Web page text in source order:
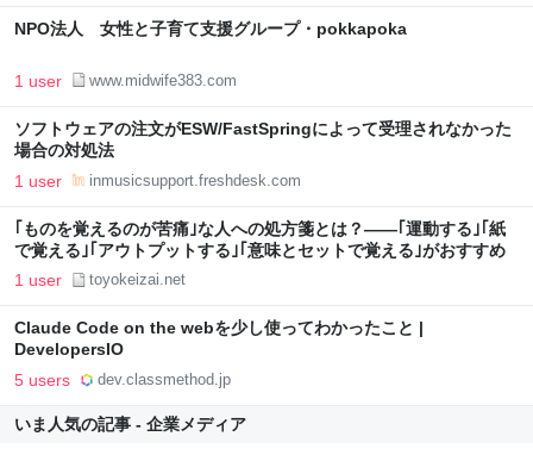
NPO法人 女性と子育て支援グループ・pokkapoka
1 user www.midwife383.com
ソフトウェアの注文がESW/FastSpringによって受理されなかった
場合の対処法
1 user inmusicsupport.freshdesk.com
｢ものを覚えるのが苦痛｣な人への処方箋とは？――｢運動する｣｢紙
で覚える｣｢アウトプットする｣｢意味とセットで覚える｣がおすすめ
1 user toyokeizai.net
Claude Code on the webを少し使ってわかったこと |
DevelopersIO
5 users dev.classmethod.jp
いま人気の記事 - 企業メディア